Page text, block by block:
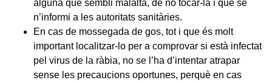
alguna que sembli malalta, de no tocar-la i que se
n’informi a les autoritats sanitàries.
En cas de mossegada de gos, tot i que és molt
important localitzar-lo per a comprovar si està infectat
pel virus de la ràbia, no se l’ha d’intentar atrapar
sense les precaucions oportunes, perquè en cas